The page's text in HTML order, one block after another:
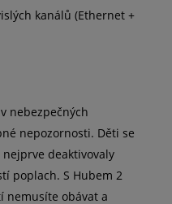
kanálů (Ethernet +
nebezpečných
nepozornosti. Děti se
deaktivovaly
poplach. S Hubem 2
nemusíte obávat a